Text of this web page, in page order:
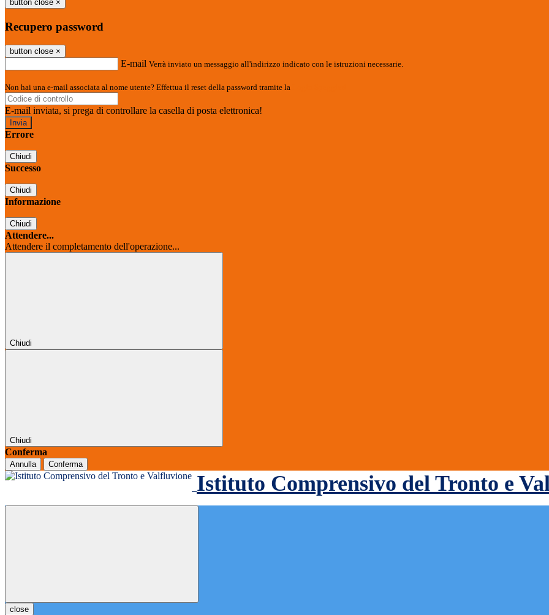
button close ×
Recupero password
button close ×
E-mail Verrà inviato un messaggio all'indirizzo indicato con le istruzioni necessarie.
Non hai una e-mail associata al nome utente? Effettua il reset della password tramite la
E-mail inviata, si prega di controllare la casella di posta elettronica!
Errore
Chiudi
Successo
Chiudi
Informazione
Chiudi
Attendere...
Attendere il completamento dell'operazione...
Chiudi
Chiudi
Conferma
Annulla Conferma
Istituto Comprensivo del Tronto e
close